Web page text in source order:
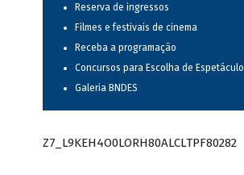
Reserva de ingressos
Filmes e festivais de cinema
Receba a programação
Concursos para Escolha de
Galeria BNDES
Z7_L9KEH4O0LORH80ALCLTPF80282